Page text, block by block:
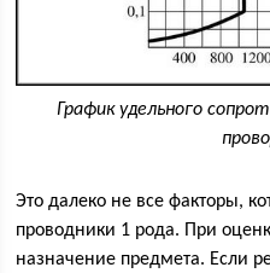
График удельного
Это далеко не все факторы,
проводники 1 рода. При
назначение предмета. Если